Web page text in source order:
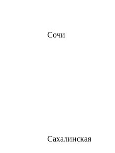
Сочи
Сахалинская